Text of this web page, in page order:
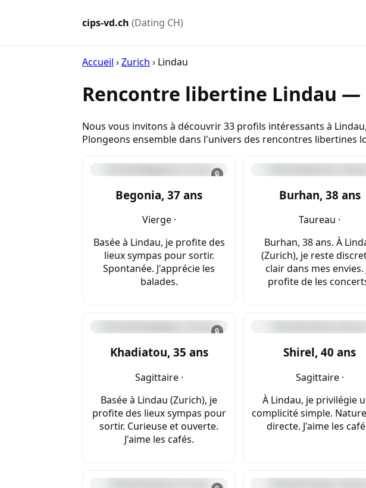
cips-vd.ch (Dating CH)
Accueil ›Zurich › Lindau
Rencontre libertine Lindau —
Nous vous invitons à découvrir 33 profils intéressants à
Plongeons ensemble dans l'univers des rencontres libertines
🔒
Begonia, 37 ans
Vierge ·
Basée à Lindau, je profite des
lieux sympas pour sortir.
Spontanée. J'apprécie les
balades.
Burhan, 38 ans
Taureau ·
Burhan, 38 ans. À
(Zurich), je reste
clair dans mes envies.
profite de les
🔒
Khadiatou, 35 ans
Sagittaire ·
Basée à Lindau (Zurich), je
profite des lieux sympas pour
sortir. Curieuse et ouverte.
J'aime les cafés.
Shirel, 40 ans
Sagittaire ·
À Lindau, je privilégie
complicité simple.
directe. J'aime les